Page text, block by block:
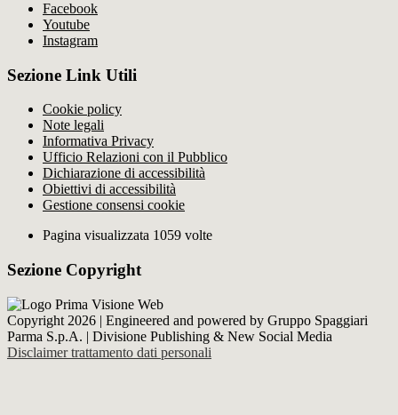
Facebook
Youtube
Instagram
Sezione Link Utili
Cookie policy
Note legali
Informativa Privacy
Ufficio Relazioni con il Pubblico
Dichiarazione di accessibilità
Obiettivi di accessibilità
Gestione consensi cookie
Pagina visualizzata 1059 volte
Sezione Copyright
Copyright 2026 | Engineered and powered by Gruppo Spaggiari
Parma S.p.A. | Divisione Publishing & New Social Media
Disclaimer trattamento dati personali